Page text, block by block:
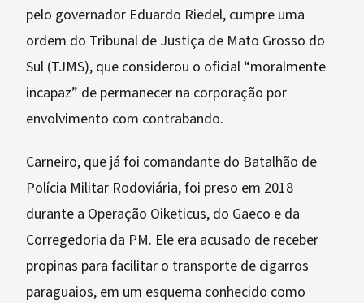
pelo governador Eduardo Riedel, cumpre uma
ordem do Tribunal de Justiça de Mato Grosso do
Sul (TJMS), que considerou o oficial “moralmente
incapaz” de permanecer na corporação por
envolvimento com contrabando.
Carneiro, que já foi comandante do Batalhão de
Polícia Militar Rodoviária, foi preso em 2018
durante a Operação Oiketicus, do Gaeco e da
Corregedoria da PM. Ele era acusado de receber
propinas para facilitar o transporte de cigarros
paraguaios, em um esquema conhecido como